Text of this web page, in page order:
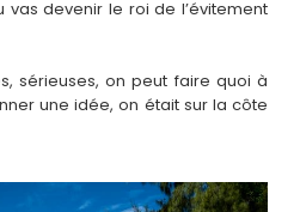
vas devenir le roi de l’évitement
sérieuses, on peut faire quoi à
une idée, on était sur la côte